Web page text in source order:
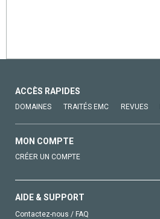
ACCÈS RAPIDES
DOMAINES TRAITÉS EMC REVUES
MON COMPTE
CRÉER UN COMPTE
AIDE & SUPPORT
Contactez-nous / FAQ